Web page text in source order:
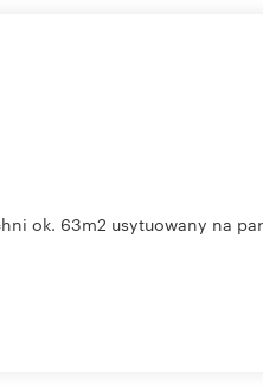
ok. 63m2 usytuowany na